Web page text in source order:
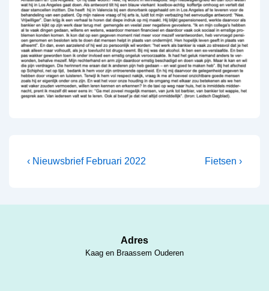
Bericht
Vorig
‹ Nieuwsbrief Februari 2022
Volgende
Fietsen ›
Adres
Kaag en Braassem Ouderen